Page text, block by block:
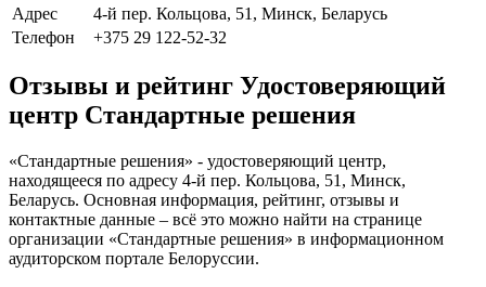
Адрес
4-й пер. Кольцова, 51, Минск, Беларусь
Телефон
+375 29 122-52-32
Отзывы и рейтинг Удостоверяющий
центр Стандартные решения
«Стандартные решения» - удостоверяющий центр,
находящееся по адресу 4-й пер. Кольцова, 51, Минск,
Беларусь. Основная информация, рейтинг, отзывы и
контактные данные – всё это можно найти на странице
организации «Стандартные решения» в информационном
аудиторском портале Белоруссии.